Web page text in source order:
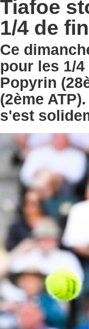
Tiafoe
1/4 de
Ce
pour les 1/
Popyrin
(2ème
s'est